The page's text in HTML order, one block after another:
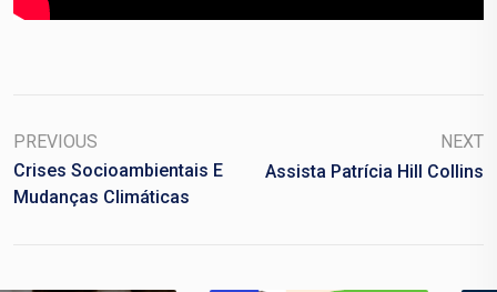
PREVIOUS
Crises Socioambientais E
Mudanças Climáticas
NEXT
Assista Patrícia Hill Collins